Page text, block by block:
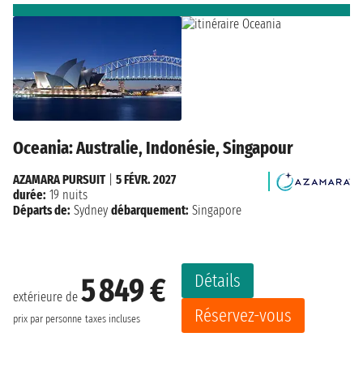
Oceania: Australie, Indonésie, Singapour
extérieure de 5 849 €
prix par personne taxes incluses
Détails
Réservez-vous
AZAMARA PURSUIT| 5 FÉVR. 2027
durée: 19 nuits
Départs de: Sydney débarquement: Singapore